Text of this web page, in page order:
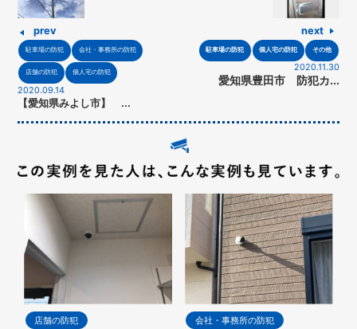
prev
駐車場の防犯 会社・事務所の防犯
店舗の防犯 個人宅の防犯
2020.09.14
【愛知県みよし市】 ...
next
駐車場の防犯 個人宅の防犯 その他
2020.11.30
愛知県豊田市 防犯カ...
店舗の防犯
会社・事務所の防犯